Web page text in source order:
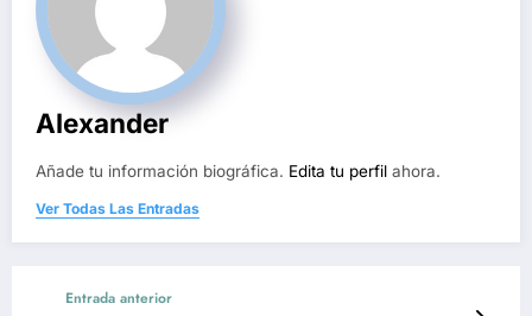
Alexander
Añade tu información biográfica. Edita tu perfil ahora.
Ver Todas Las Entradas
Entrada anterior